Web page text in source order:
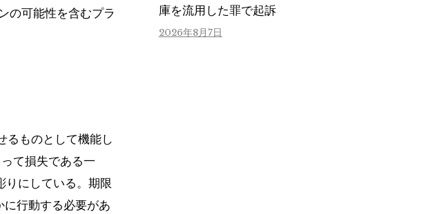
の可能性を含むプラ
ものとして機能し
て損失である一
りにしている。期限
行動する必要があ
庫を流用した罪で起訴
2026年8月7日